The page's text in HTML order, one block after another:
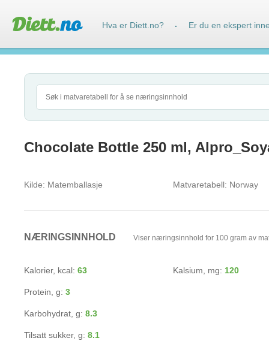
Chocolate Bottle 250 ml,
Kilde: Matemballasje Matvaretabell: Norway
NÆRINGSINNHOLD Viser næringsinnhold for 100 gram av
Kalorier, kcal: 63
Protein, g: 3
Karbohydrat, g: 8.3
Tilsatt sukker, g: 8.1
Kalsium, mg: 120
Hva er Diett.no? · Er du en ekspert